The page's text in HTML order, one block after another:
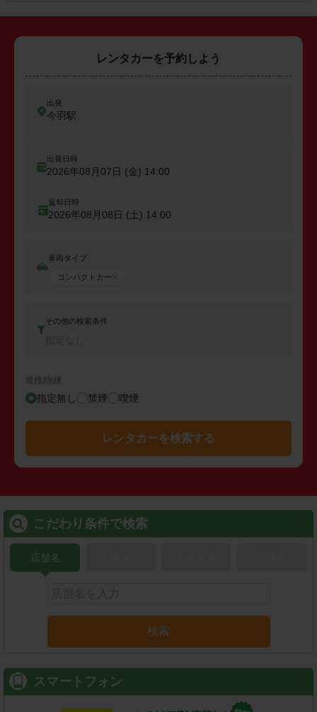
レンタカーを予約しよう
出発
今羽駅
出発日時
2026年08月07日 (金) 14:00
返却日時
2026年08月08日 (土) 14:00
車両タイプ
コンパクトカー
その他の検索条件
禁煙/喫煙
指定無し 禁煙 喫煙
レンタカーを検索する
こだわり条件で検索
店舗名
検索
スマートフォン